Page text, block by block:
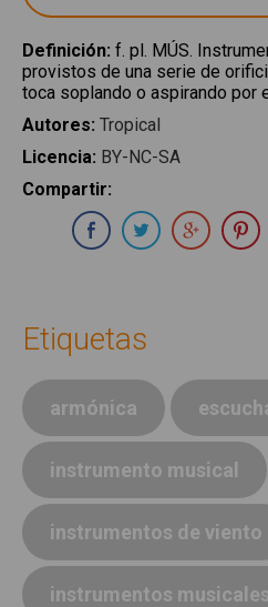
Definición: f. pl. MÚS.
provistos de una serie de
toca soplando o aspirando por
Autores: Tropical
Licencia: BY-NC-SA
Compartir:
Compartir enCompartir en
Etiquetas
armónica
instrumento musical
instrumentos de viento
instrumentos musicales